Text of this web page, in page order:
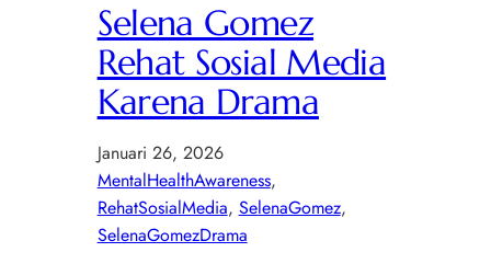
Selena Gomez
Rehat Sosial Media
Karena Drama
Januari 26, 2026
MentalHealthAwareness
RehatSosialMedia, SelenaGomez
SelenaGomezDrama